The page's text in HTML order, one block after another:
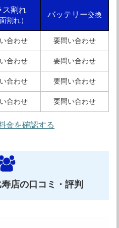
修理、基板修理、データ
郵送修理にも対応していま
カバーガレージが負担してく
険も取り扱っています。修理
でゆっくりできるのもおすす
クセサリー購入に立ち寄る事
ス割れ
割れ）
バッテリー交換
合わせ 要問い合わせ
合わせ 要問い合わせ
合わせ 要問い合わせ
合わせ 要問い合わせ
金を確認する
店の口コミ・評判